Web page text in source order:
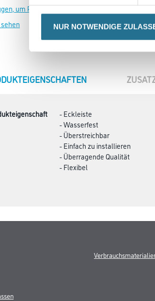
NUR NOTWENDIGE
um Preise
Bitte einloggen, um Preise
zu sehen
- Eckleiste
- Wasserfest
- Überstreichbar
- Einfach zu installieren
- Überragende Qualität
- Flexibel